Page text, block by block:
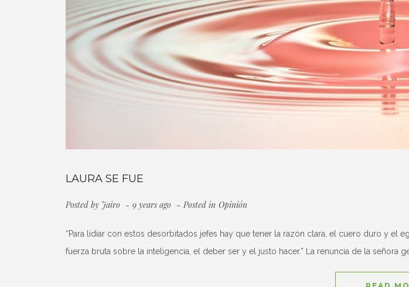
LAURA SE FUE
Posted by Jairo 9 years ago Posted in Opinión
“Para lidiar con estos desorbitados jefes hay que tener la razón clara, el cuero duro y el
fuerza bruta sobre la inteligencia, el deber ser y el justo hacer.” La renuncia de la señora